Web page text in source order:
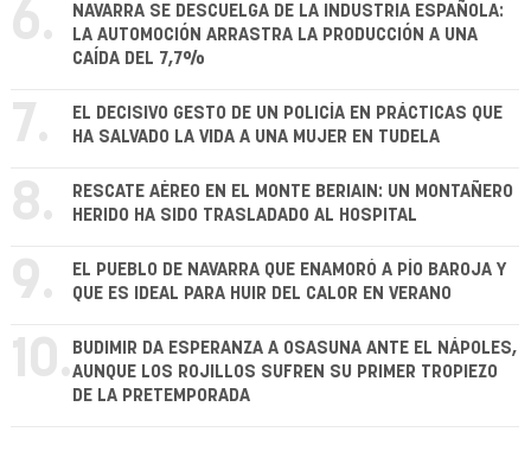
6.
NAVARRA SE DESCUELGA DE LA INDUSTRIA ESPAÑOLA:
LA AUTOMOCIÓN ARRASTRA LA PRODUCCIÓN A UNA
CAÍDA DEL 7,7%
7.
EL DECISIVO GESTO DE UN POLICÍA EN PRÁCTICAS QUE
HA SALVADO LA VIDA A UNA MUJER EN TUDELA
8.
RESCATE AÉREO EN EL MONTE BERIAIN: UN MONTAÑERO
HERIDO HA SIDO TRASLADADO AL HOSPITAL
9.
EL PUEBLO DE NAVARRA QUE ENAMORÓ A PÍO BAROJA Y
QUE ES IDEAL PARA HUIR DEL CALOR EN VERANO
10. BUDIMIR DA ESPERANZA A OSASUNA ANTE EL NÁPOLES,
AUNQUE LOS ROJILLOS SUFREN SU PRIMER TROPIEZO
DE LA PRETEMPORADA